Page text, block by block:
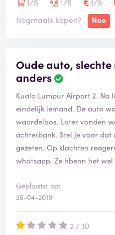
rent here again, nor can I
do so.
Nogmaals kopen?
Nee
Oude auto,
anders
Kuala Lumpur Airport 2. Na
eindelijk iemand. De auto
waardeloos. Later vonden
achterbank. Stel je voor dat
gezeten. Op klachten
whatsapp. Ze hbenn het
Geplaatst op:
26-04-2019
2 / 10